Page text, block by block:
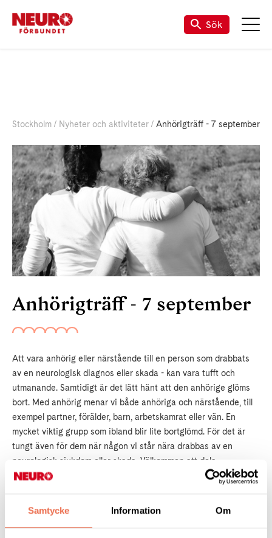
Samtycke Information Om
Sök
Stockholm Nyheter och aktiviteter Anhörigträff - 7 september
Anhörigträff - 7 september
Att vara anhörig eller närstående till en person som drabbats
av en neurologisk diagnos eller skada - kan vara tufft och
utmanande. Samtidigt är det lätt hänt att den anhörige glöms
bort. Med anhörig menar vi både anhöriga och närstående, till
exempel partner, förälder, barn, arbetskamrat eller vän. En
mycket viktig grupp som ibland blir lite bortglömd. För det är
tungt även för dem när någon vi står nära drabbas av en
neurologisk sjukdom eller skada. Välkommen att dela
erfarenheter och få stöd
Anmälan
- mejla eller ring oss senast fredag 3 september på
stockholm@neuro.se